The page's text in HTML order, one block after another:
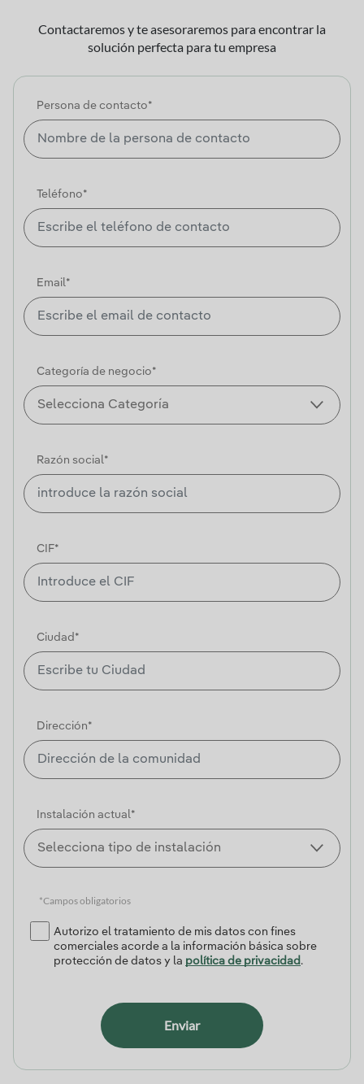
Contactaremos y te asesoraremos para encontrar la
solución perfecta para tu empresa
Persona de contacto*
Teléfono*
Email*
Categoría de negocio*
Razón social*
CIF*
Ciudad*
Dirección*
Instalación actual*
*Campos obligatorios
Autorizo el tratamiento de mis datos con fines
comerciales acorde a la información básica sobre
protección de datos y la política de privacidad .
Enviar